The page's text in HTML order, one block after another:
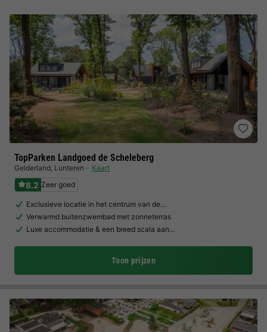
TopParken Landgoed de Scheleberg
Gelderland, Lunteren Kaart
8.2 Zeer goed
Exclusieve locatie in het centrum van de…
Verwarmd buitenzwembad met zonneterras
Luxe accommodatie & een breed scala aan…
Toon prijzen